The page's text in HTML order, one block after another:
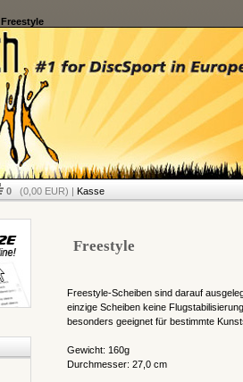
Freestyle
0 (0,00 EUR) | Kasse
Freestyle
Freestyle-Scheiben sind darauf
einzige Scheiben keine
besonders geeignet für bestimmte
Gewicht: 160g
Durchmesser: 27,0 cm